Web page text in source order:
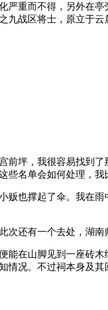
严重而不得，另外在
九战区将士，原立于
前坪，我很容易找到
些名单会如何处理，
贩也撑起了伞。我在
还有一个去处，湖南
能在山脚见到一座砖
情况。不过祠本身及